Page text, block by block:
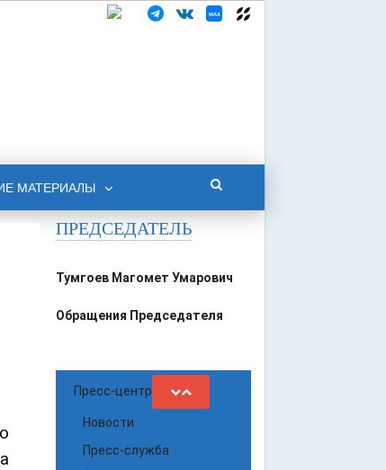
МАТЕРИАЛЫ
ПРЕДСЕДАТЕЛЬ
Тумгоев Магомет Умарович
Обращения Председателя
Пресс-центр
Новости
Пресс-служба